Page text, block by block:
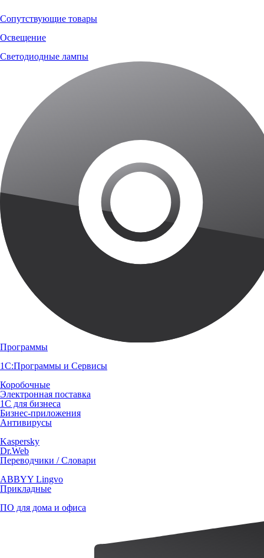
Сопутствующие товары
Освещение
Светодиодные лампы
Программы
1С:Программы и Сервисы
Коробочные
Электронная поставка
1С для бизнеса
Бизнес-приложения
Антивирусы
Kaspersky
Dr.Web
Переводчики / Словари
ABBYY Lingvo
Прикладные
ПО для дома и офиса